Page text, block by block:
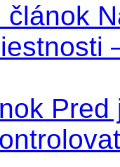
článok
Pred